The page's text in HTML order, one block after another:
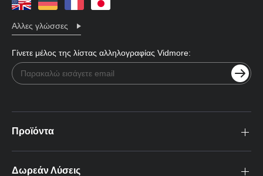
Αλλες γλώσσες
Γίνετε μέλος της λίστας αλληλογραφίας Vidmore:
Προϊόντα
Δωρεάν Λύσεις